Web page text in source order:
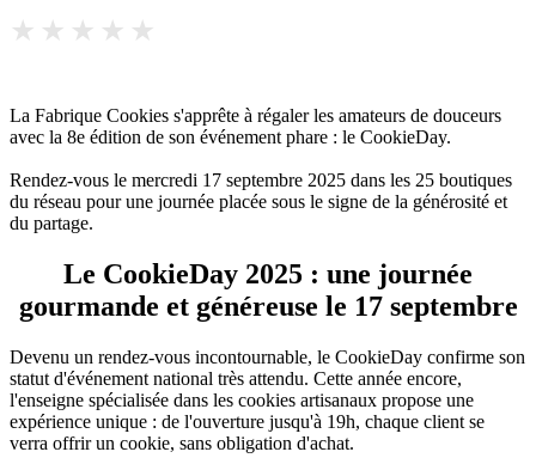
La Fabrique Cookies s'apprête à régaler les amateurs de douceurs
avec la 8e édition de son événement phare : le CookieDay.
Rendez-vous le mercredi 17 septembre 2025 dans les 25 boutiques
du réseau pour une journée placée sous le signe de la générosité et
du partage.
Le CookieDay 2025 : une journée
gourmande et généreuse le 17 septembre
Devenu un rendez-vous incontournable, le CookieDay confirme son
statut d'événement national très attendu. Cette année encore,
l'enseigne spécialisée dans les cookies artisanaux propose une
expérience unique : de l'ouverture jusqu'à 19h, chaque client se
verra offrir un cookie, sans obligation d'achat.